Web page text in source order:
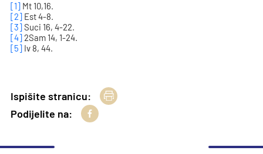
[1] Mt 10,16.
[2] Est 4-8.
[3]Suci 16, 4-22.
[4] 2Sam 14, 1-24.
[5] Iv 8, 44.
Ispišite stranicu:
Podijelite na: